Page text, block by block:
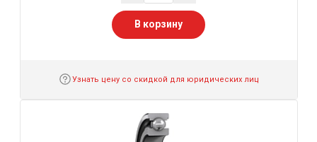
В корзину
Узнать цену со скидкой для юридических лиц